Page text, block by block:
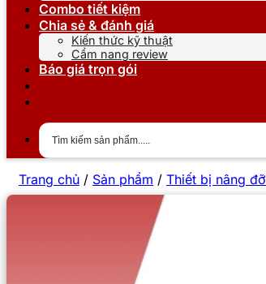
Combo tiết kiệm
Chia sẻ & đánh giá
Kiến thức kỹ thuật
Cẩm nang review
Báo giá trọn gói
Trang chủ / Sản phẩm / Thiết bị nâng đỡ